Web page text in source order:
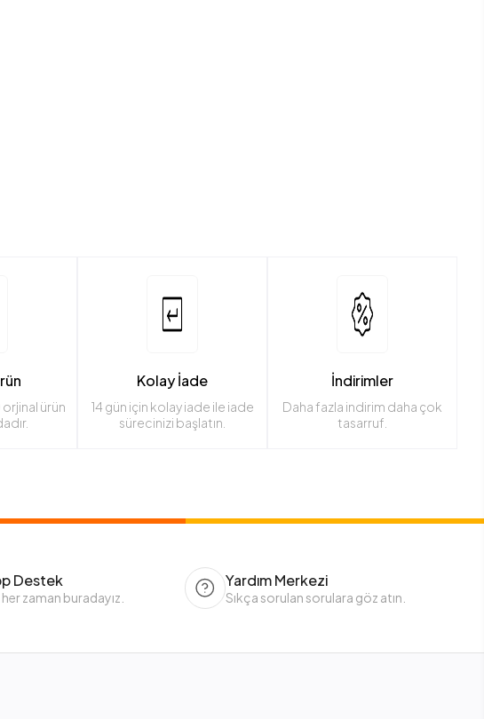
ürün
Kolay İade
14 gün için kolay iade ile iade
sürecinizi başlatın.
İndirimler
Daha fazla indirim daha çok
tasarruf.
Destek
her zaman buradayız.
Yardım Merkezi
Sıkça sorulan sorulara göz atın.